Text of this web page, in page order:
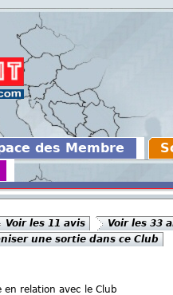
des Membre
Voir les 11 avis
Voir les 33
une sortie dans ce Club
en relation avec le Club